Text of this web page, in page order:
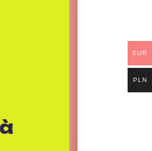
EUR
PLN